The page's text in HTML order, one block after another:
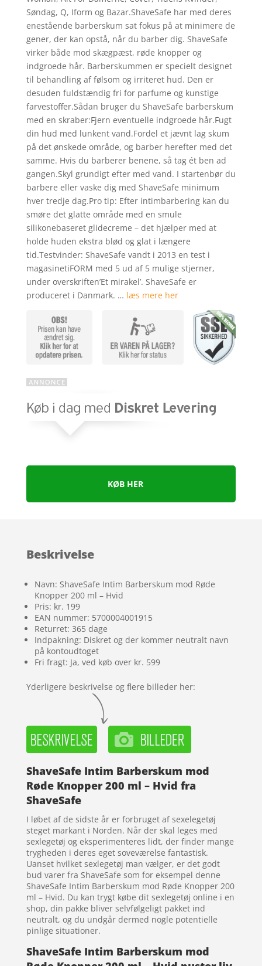
Søndag, Q, Iform og Bazar.ShaveSafe har med deres
enestående barberskum sat fokus på at minimere de
gener, der kan opstå, når du barber dig. ShaveSafe
virker både mod skægpæst, røde knopper og
indgroede hår. Barberskummen er specielt designet
til behandling af følsom og irriteret hud. Den er
desuden fuldstændig fri for parfume og kunstige
farvestoffer.Sådan bruger du ShaveSafe barberskum
med en skraber:Fjern eventuelle indgroede hår.Fugt
din hud med lunkent vand.Fordel et jævnt lag skum
på det ønskede område, og barber herefter med det
samme. Hvis du barberer benene, så tag ét ben ad
gangen.Skyl grundigt efter med vand. I startenbør du
barbere eller vaske dig med ShaveSafe minimum
hver tredje dag.Pro tip: Efter intimbarbering kan du
smøre det glatte område med en smule
silikonebaseret glidecreme – det hjælper med at
holde huden ekstra blød og glat i længere
tid.Testvinder: ShaveSafe vandt i 2013 en test i
magasinetiFORM med 5 ud af 5 mulige stjerner,
under overskriften’Et mirakel’. ShaveSafe er
produceret i Danmark. … læs mere her
KØB HER
Beskrivelse
Navn: ShaveSafe Intim Barberskum mod Røde
Knopper 200 ml – Hvid
Pris: kr. 199
EAN nummer: 5700004001915
Returret: 365 dage
Indpakning: Diskret og der kommer neutralt navn
på kontoudtoget
Fri fragt: Ja, ved køb over kr. 599
Yderligere beskrivelse og flere billeder her:
ShaveSafe Intim Barberskum mod
Røde Knopper 200 ml – Hvid fra
ShaveSafe
I løbet af de sidste år er forbruget af sexelegetøj
steget markant i Norden. Når der skal leges med
sexlegetøj og eksperimenteres lidt, der finder mange
trygheden i deres eget soveværelse fantastisk.
Uanset hvilket sexlegetøj man vælger, er det godt
bud varer fra ShaveSafe som for eksempel denne
ShaveSafe Intim Barberskum mod Røde Knopper 200
ml – Hvid. Du kan trygt købe dit sexlegetøj online i en
shop, din pakke bliver selvfølgeligt pakket ind
neutralt, og du undgår dermed nogle potentielle
pinlige situationer.
ShaveSafe Intim Barberskum mod